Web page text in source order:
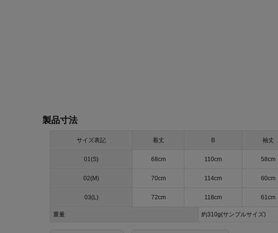
製品寸法
サイズ表記 着丈 B 袖丈
01(S) 68cm 110cm 58cm
02(M) 70cm 114cm 60cm
03(L) 72cm 118cm 61cm
重量 約310g(サンプルサイズ)